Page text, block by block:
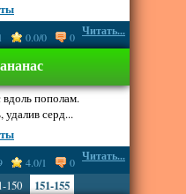
Читать...
0.0/0 0
вдоль пополам.
серд...
Читать...
4.0/1 0
150 151-155